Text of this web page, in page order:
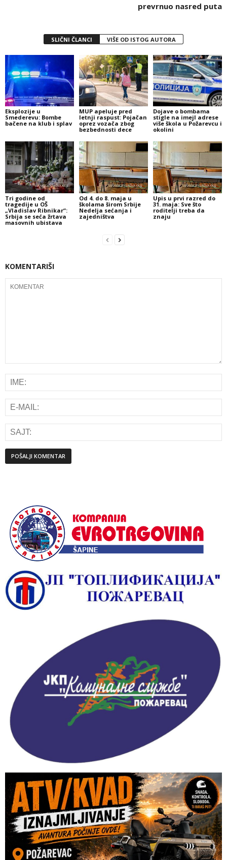
prevrnuo nasred puta
SLIČNI ČLANCI VIŠE OD ISTOG AUTORA
Eksplozije u
Smederevu: Bombe
bačene na klub i splav
MUP apeluje pred
letnji raspust: Pojačan
oprez vozača zbog
bezbednosti dece
Dojave o bombama
stigle na imejl adrese
više škola u Požarevcu i
okolini
Tri godine od
tragedije u OŠ
„Vladislav Ribnikar“:
Srbija se seća žrtava
masovnih ubistava
Od 4. do 8. maja u
školama širom Srbije
Nedelja sećanja i
zajedništva
Upis u prvi razred do
31. maja: Sve što
roditelji treba da
znaju
KOMENTARIŠI